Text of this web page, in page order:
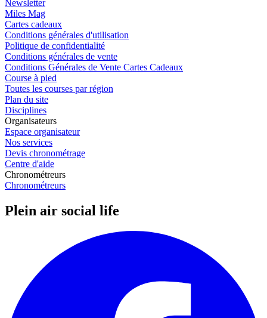
Newsletter
Miles Mag
Cartes cadeaux
Conditions générales d'utilisation
Politique de confidentialité
Conditions générales de vente
Conditions Générales de Vente Cartes Cadeaux
Course à pied
Toutes les courses par région
Plan du site
Disciplines
Organisateurs
Espace organisateur
Nos services
Devis chronométrage
Centre d'aide
Chronométreurs
Chronométreurs
Plein air social life